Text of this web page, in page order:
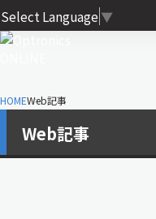
Select Language ▼
HOMEWeb記事
Web記事